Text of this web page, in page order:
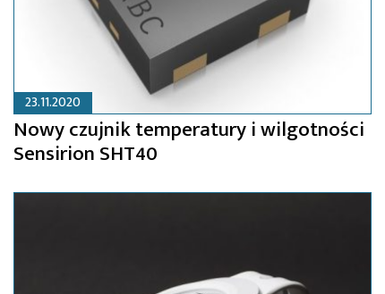
23.11.2020
Nowy czujnik temperatury i wilgotności
Sensirion SHT40